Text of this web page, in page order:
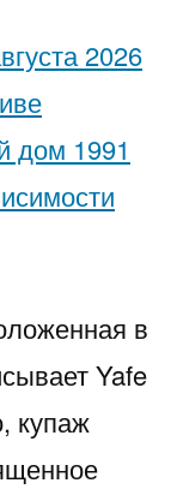
2026
дом 1991
в
Yafe
купаж